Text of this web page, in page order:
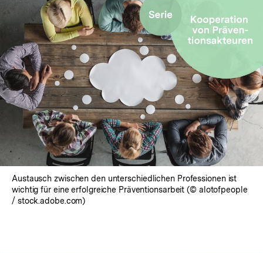
Austausch zwischen den unterschiedlichen Professionen ist
wichtig für eine erfolgreiche Präventionsarbeit (© alotofpeople
/ stock.adobe.com)